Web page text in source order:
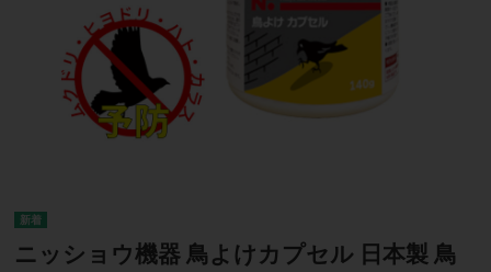
ニッショウ機器 鳥よけカプセル 日本製 鳥